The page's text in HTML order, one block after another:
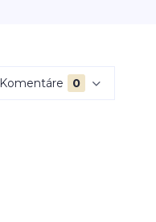
Komentáre 0